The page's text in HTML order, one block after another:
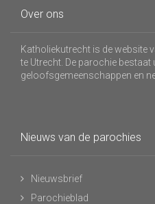
Over ons
Katholiekutrecht is de website
te Utrecht. De parochie bestaat
geloofsgemeenschappen en
Nieuws van de parochies
Nieuwsbrief
Parochieblad